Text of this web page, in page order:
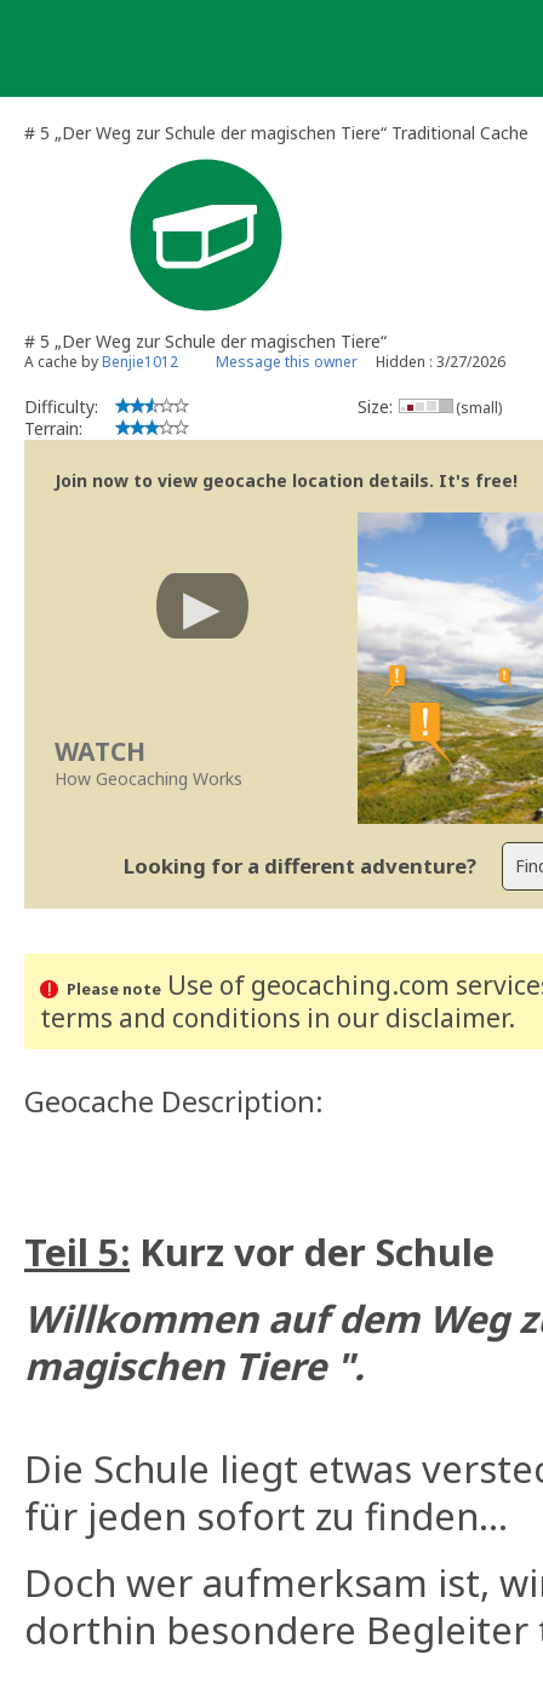
# 5 „Der Weg zur Schule der magischen Tiere“ Traditional Cache
# 5 „Der Weg zur Schule der magischen Tiere“
A cache byBenjie1012 Message this owner Hidden : 3/27/2026
Difficulty:
Terrain:
Size: (small)
Join now to view geocache location details. It's free!
WATCH
How Geocaching Works
Looking for a different adventure?
Please noteUse of geocaching.com
terms and conditions in our disclaimer.
Geocache Description:
Teil 5: Kurz vor der Schule
Willkommen auf dem Weg
magischen Tiere ".
Die Schule liegt etwas
für jeden sofort zu finden...
Doch wer aufmerksam ist,
dorthin besondere